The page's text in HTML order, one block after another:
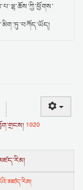
1020